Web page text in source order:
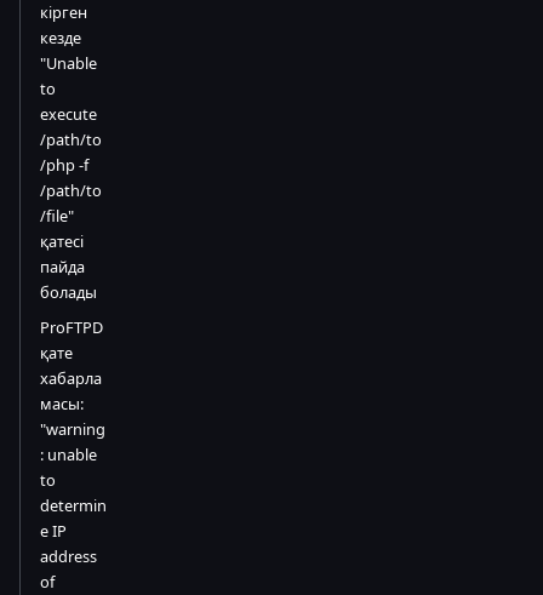
кірген
кезде
"Unable
to
execute
/path/to
/php -f
/path/to
/file"
қатесі
пайда
болады
ProFTPD
қате
хабарла
масы:
"warning
: unable
to
determin
e IP
address
of